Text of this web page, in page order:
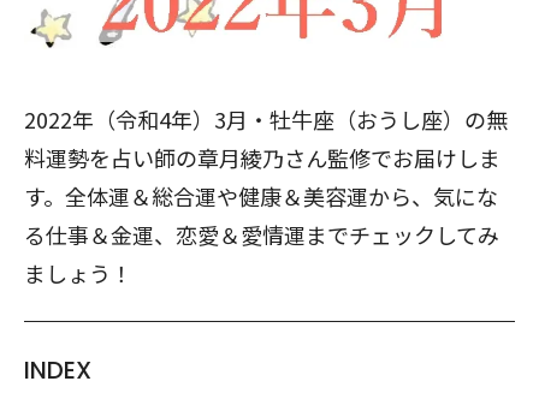
2022年（令和4年）3月・牡牛座（おうし座）の無
料運勢を占い師の章月綾乃さん監修でお届けしま
す。全体運＆総合運や健康＆美容運から、気にな
る仕事＆金運、恋愛＆愛情運までチェックしてみ
ましょう！
INDEX